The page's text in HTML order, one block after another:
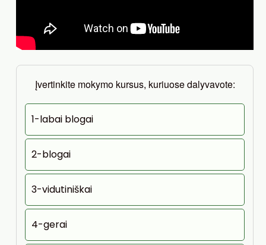
Įvertinkite mokymo kursus, kuriuose dalyvavote:
1-labai blogai
2-blogai
3-vidutiniškai
4-gerai